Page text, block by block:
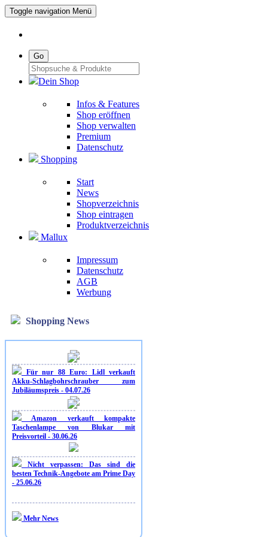
Toggle navigation Menü
Go
Dein Shop
Infos & Features
Shop eröffnen
Shop verwalten
Premium
Datenschutz
Shopping
Start
News
Shopverzeichnis
Shop eintragen
Produktverzeichnis
Mallux
Impressum
Datenschutz
AGB
Werbung
Shopping News
Für nur 88 Euro: Lidl verkauft
Akku-Schlagbohrschrauber zum
Jubiläumspreis - 04.07.26
Amazon verkauft kompakte
Taschenlampe von Blukar mit
Preisvorteil - 30.06.26
Nicht verpassen: Das sind die
besten Technik-Angebote am Prime Day
- 25.06.26
Mehr News